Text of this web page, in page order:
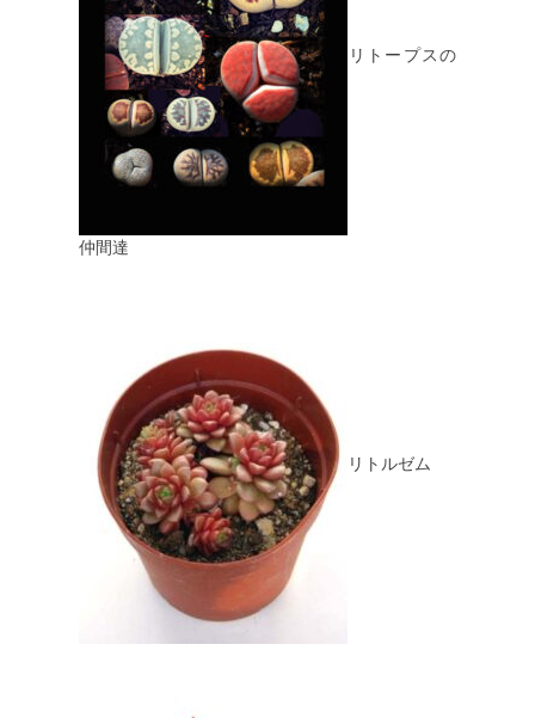
リトープスの
仲間達
リトルゼム